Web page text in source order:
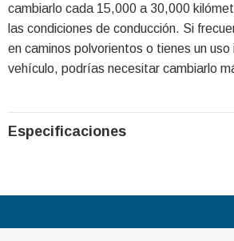
cambiarlo cada 15,000 a 30,000
las condiciones de conducción. Si
en caminos polvorientos o tienes un uso
vehículo, podrías necesitar cambiarlo
Especificaciones